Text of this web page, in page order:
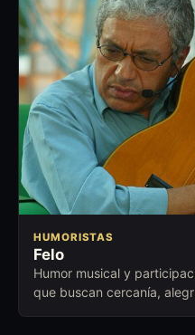
HUMORISTAS
Felo
Humor musical y
que buscan cercanía,